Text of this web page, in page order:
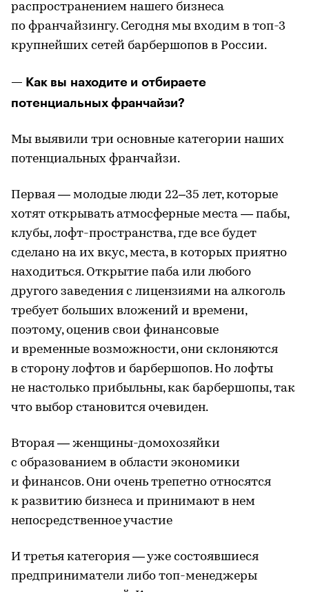
распространением нашего бизнеса
по франчайзингу. Сегодня мы входим в топ-3
крупнейших сетей барбершопов в России.
— Как вы находите и отбираете
потенциальных франчайзи?
Мы выявили три основные категории наших
потенциальных франчайзи.
Первая — молодые люди 22–35 лет, которые
хотят открывать атмосферные места — пабы,
клубы, лофт-пространства, где все будет
сделано на их вкус, места, в которых приятно
находиться. Открытие паба или любого
другого заведения с лицензиями на алкоголь
требует больших вложений и времени,
поэтому, оценив свои финансовые
и временные возможности, они склоняются
в сторону лофтов и барбершопов. Но лофты
не настолько прибыльны, как барбершопы, так
что выбор становится очевиден.
Вторая — женщины-домохозяйки
с образованием в области экономики
и финансов. Они очень трепетно относятся
к развитию бизнеса и принимают в нем
непосредственное участие
И третья категория — уже состоявшиеся
предприниматели либо топ-менеджеры